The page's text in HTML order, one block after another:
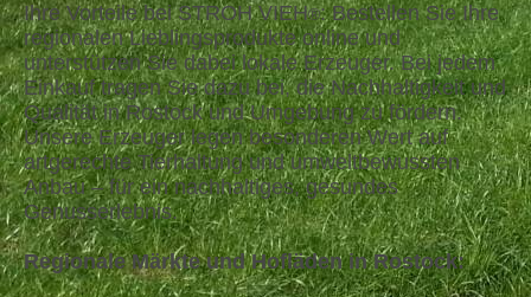
Ihre Vorteile bei STROH VIEH®:Bestellen Sie Ihre
regionalen Lieblingsprodukte online und
unterstützen Sie dabei lokale Erzeuger. Bei jedem
Einkauf tragen Sie dazu bei, die Nachhaltigkeit und
Qualität in Rostock und Umgebung zu fördern.
Unsere Erzeuger legen besonderen Wert auf
artgerechte Tierhaltung und umweltbewussten
Anbau – für ein nachhaltiges, gesundes
Genusserlebnis.
Regionale Märkte und Hofläden in Rostock: